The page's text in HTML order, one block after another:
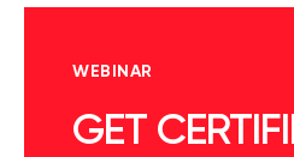
WEBINAR
GET